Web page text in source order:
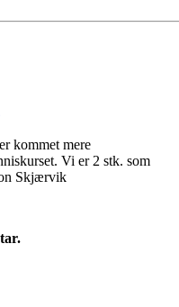
kommet mere
Vi er 2 stk. som
Skjærvik